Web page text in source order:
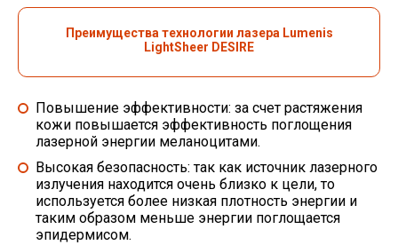
Преимущества технологии лазера Lumenis
LightSheer DESIRE
Повышение эффективности: за счет растяжения
кожи повышается эффективность поглощения
лазерной энергии меланоцитами.
Высокая безопасность: так как источник лазерного
излучения находится очень близко к цели, то
используется более низкая плотность энергии и
таким образом меньше энергии поглощается
эпидермисом.